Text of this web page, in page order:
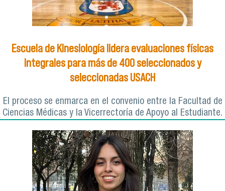
Escuela de Kinesiología lidera evaluaciones físicas
integrales para más de 400 seleccionados y
seleccionadas USACH
El proceso se enmarca en el convenio entre la Facultad de
Ciencias Médicas y la Vicerrectoría de Apoyo al Estudiante.